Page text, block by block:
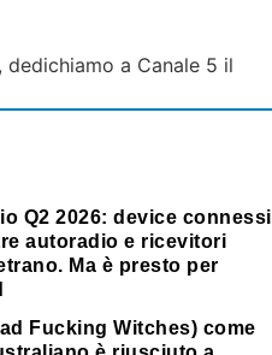
, dedichiamo a Canale 5 il
Q2 2026: device connessi
autoradio e ricevitori
Ma è presto per
Fucking Witches) come